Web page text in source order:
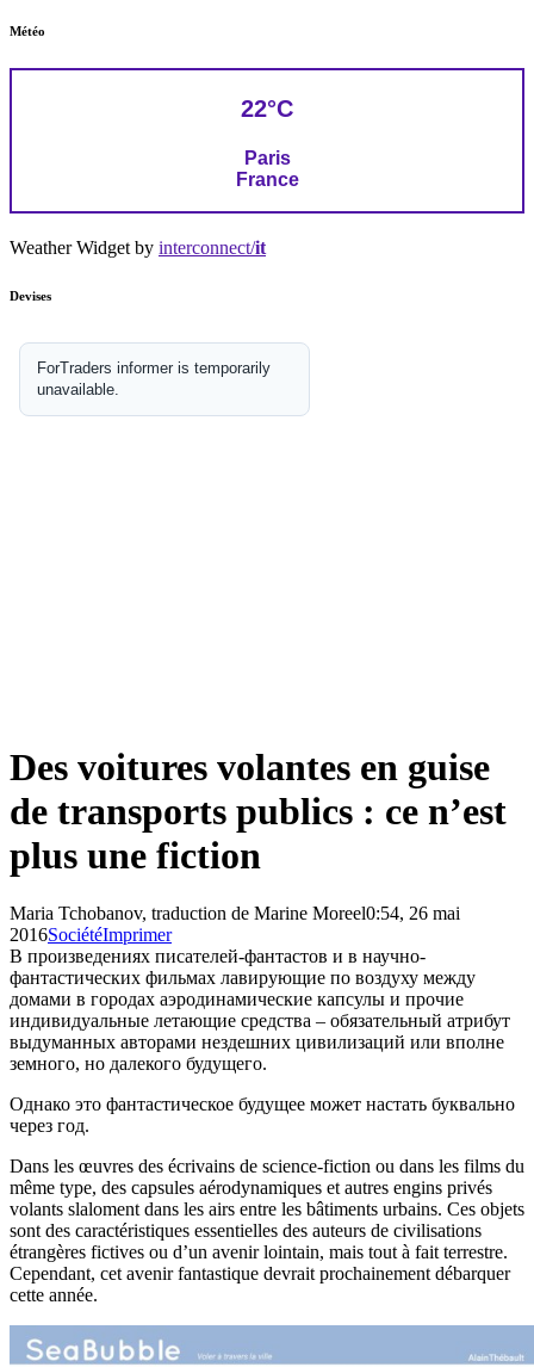
Météo
22°C
Paris
France
Weather Widget by interconnect/it
Devises
Des voitures volantes en guise
de transports publics : ce n’est
plus une fiction
Maria Tchobanov, traduction de Marine Moreel0:54, 26 mai
2016SociétéImprimer
В произведениях писателей-фантастов и в научно-
фантастических фильмах лавирующие по воздуху между
домами в городах аэродинамические капсулы и прочие
индивидуальные летающие средства – обязательный атрибут
выдуманных авторами нездешних цивилизаций или вполне
земного, но далекого будущего.
Однако это фантастическое будущее может настать буквально
через год.
Dans les œuvres des écrivains de science-fiction ou dans les films du
même type, des capsules aérodynamiques et autres engins privés
volants slaloment dans les airs entre les bâtiments urbains. Ces objets
sont des caractéristiques essentielles des auteurs de civilisations
étrangères fictives ou d’un avenir lointain, mais tout à fait terrestre.
Cependant, cet avenir fantastique devrait prochainement débarquer
cette année.